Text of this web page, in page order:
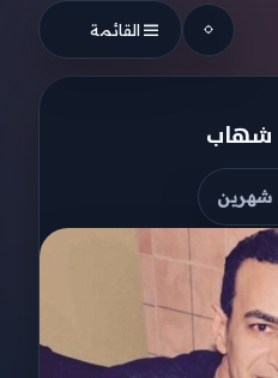
القائمة
شهاب
النشر
شهرين